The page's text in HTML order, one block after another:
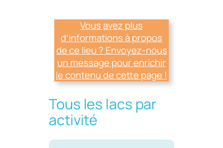
Vous avez plus
d’informations à propos
de ce lieu ? Envoyez-nous
un message pour enrichir
le contenu de cette page !
Tous les lacs par
activité